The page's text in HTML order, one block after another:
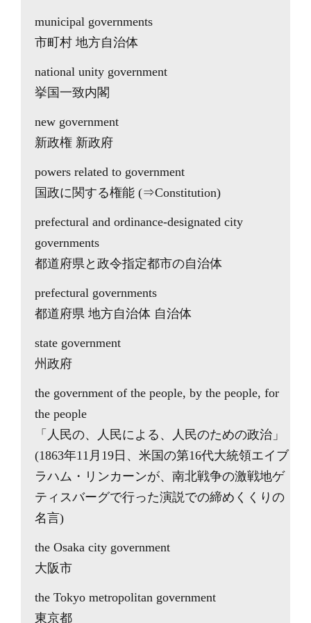
municipal governments
市町村 地方自治体
national unity government
挙国一致内閣
new government
新政権 新政府
powers related to government
国政に関する権能 (⇒Constitution)
prefectural and ordinance-designated city
governments
都道府県と政令指定都市の自治体
prefectural governments
都道府県 地方自治体 自治体
state government
州政府
the government of the people, by the people, for
the people
「人民の、人民による、人民のための政治」
(1863年11月19日、米国の第16代大統領エイブ
ラハム・リンカーンが、南北戦争の激戦地ゲ
ティスバーグで行った演説での締めくくりの
名言)
the Osaka city government
大阪市
the Tokyo metropolitan government
東京都